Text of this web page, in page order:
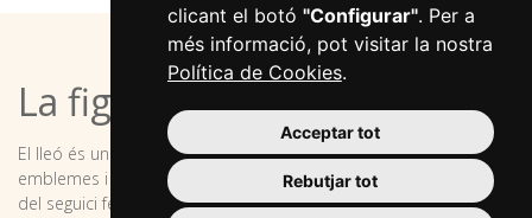
clicant el botó "Configurar". Per a
més informació, pot visitar la nostra
Política de Cookies.
Acceptar tot
Rebutjar tot
La figura del lleó
El lleó és un animal que trobem molt sovint representat en
emblemes i escuts i en elements d’imatgeria popular. En el cas
del seguici festiu, Reus va incorporar la figura del lleó el 2004.